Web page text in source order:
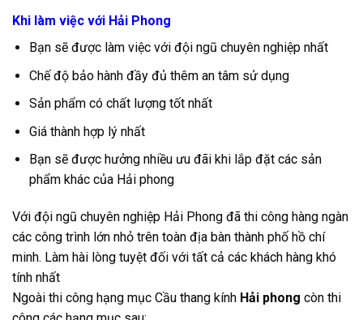
Khi làm việc với Hải Phong
Bạn sẽ được làm việc với đội ngũ chuyên nghiệp nhất
Chế độ bảo hành đầy đủ thêm an tâm sử dụng
Sản phẩm có chất lượng tốt nhất
Giá thành hợp lý nhất
Bạn sẽ được hưởng nhiều ưu đãi khi lắp đặt các sản
phẩm khác của Hải phong
Với đội ngũ chuyên nghiệp Hải Phong đã thi công hàng ngàn
các công trình lớn nhỏ trên toàn địa bàn thành phố hồ chí
minh. Làm hài lòng tuyệt đối với tất cả các khách hàng khó
tính nhất
Ngoài thi công hạng mục Cầu thang kính Hải phong còn thi